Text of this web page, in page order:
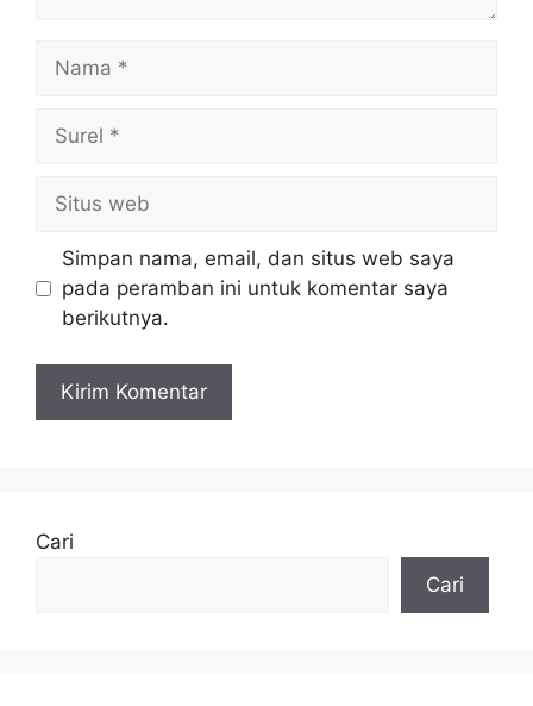
Nama
Surel
Situs
web
Simpan nama, email, dan situs web saya
pada peramban ini untuk komentar saya
berikutnya.
Cari
Cari